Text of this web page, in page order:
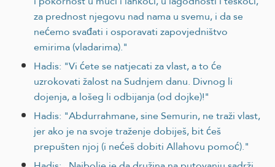
za prednost njegovu nad nama u svemu, i da se
nećemo svađati i osporavati zapovjedništvo
emirima (vladarima)."
Hadis: "Vi ćete se natjecati za vlast, a to će
uzrokovati žalost na Sudnjem danu. Divnog li
dojenja, a lošeg li odbijanja (od dojke)!"
Hadis: "Abdurrahmane, sine Semurin, ne traži vlast,
jer ako je na svoje traženje dobiješ, bit ćeš
prepušten njoj (i nećeš dobiti Allahovu pomoć)."